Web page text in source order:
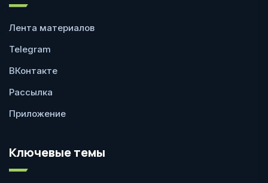
Лента материалов
Telegram
ВКонтакте
Рассылка
Приложение
Ключевые темы